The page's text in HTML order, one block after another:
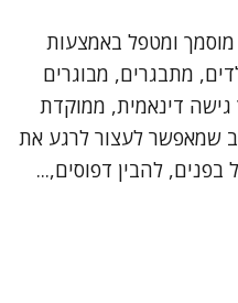
מוסמך ומטפל באמצעות
מתבגרים, מבוגרים
גישה דינאמית, ממוקדת
שמאפשר לעצור לרגע את
להבין דפוסים,...